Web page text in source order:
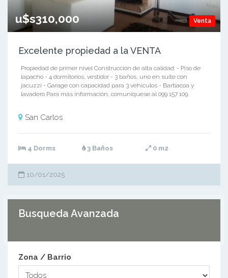
Venta
u$s310,000
Excelente propiedad a la VENTA
Propiedad de primer nivel Construcción de alta calidad: - Piso de
lapacho - 4 dormitorios, vestidor - 3 baños, uno en suite con
jacuzzi - Garage con capacidad para 3 vehículos - Barbacoa y
lavadero Para más información, comuníquese al 099 157 109.
San Carlos
4 Dorms 3 Baños 0 m2
10/01/2025
Busqueda Avanzada
Zona / Barrio